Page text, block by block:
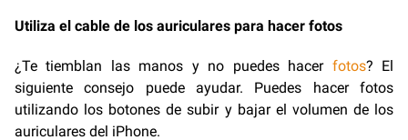
Utiliza el cable de los auriculares para hacer fotos
¿Te tiemblan las manos y no puedes hacer fotos? El
siguiente consejo puede ayudar. Puedes hacer fotos
utilizando los botones de subir y bajar el volumen de los
auriculares del iPhone.